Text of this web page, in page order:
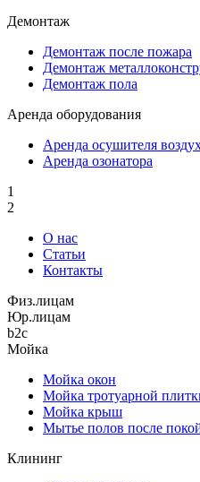
Демонтаж
Демонтаж после пожара
Демонтаж
Демонтаж пола
Аренда оборудования
Аренда осушителя
Аренда озонатора
1
2
О нас
Статьи
Контакты
Физ.лицам
Юр.лицам
b2c
Мойка
Мойка окон
Мойка тротуарной
Мойка крыш
Мытье полов после
Клининг